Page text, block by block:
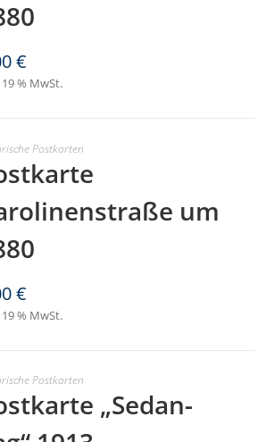
€
% MwSt.
Postkarten
um
€
% MwSt.
Postkarten
„Sedan-